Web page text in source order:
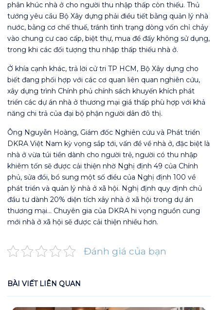
phân khúc nhà ở cho người thu nhập thấp còn thiếu. Thủ
tướng yêu cầu Bộ Xây dựng phải điều tiết bằng quản lý nhà
nước, bằng cơ chế thuế, tránh tình trạng dòng vốn chỉ chảy
vào chung cư cao cấp, biệt thự, mua để đấy không sử dụng,
trong khi các đối tượng thu nhập thấp thiếu nhà ở.
Ở khía cạnh khác, trả lời cử tri TP HCM, Bộ Xây dựng cho
biết đang phối hợp với các cơ quan liên quan nghiên cứu,
xây dựng trình Chính phủ chính sách khuyến khích phát
triển các dự án nhà ở thương mại giá thấp phù hợp với khả
năng chi trả của đại bộ phận người dân đô thị.
Ông Nguyễn Hoàng, Giám đốc Nghiên cứu và Phát triển
DKRA Việt Nam kỳ vọng sắp tới, vấn đề về nhà ở, đặc biệt là
nhà ở vừa túi tiền dành cho người trẻ, người có thu nhập
khiêm tốn sẽ được cải thiện nhờ Nghị định 49 của Chính
phủ, sửa đổi, bổ sung một số điều của Nghị định 100 về
phát triển và quản lý nhà ở xã hội. Nghị định quy định chủ
đầu tư dành 20% diện tích xây nhà ở xã hội trong dự án
thương mại… Chuyên gia của DKRA hi vọng nguồn cung
mới nhà ở xã hội sẽ được cải thiện nhiều hơn.
Đánh giá của bạn
BÀI VIẾT LIÊN QUAN